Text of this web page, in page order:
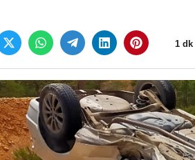
1 dk